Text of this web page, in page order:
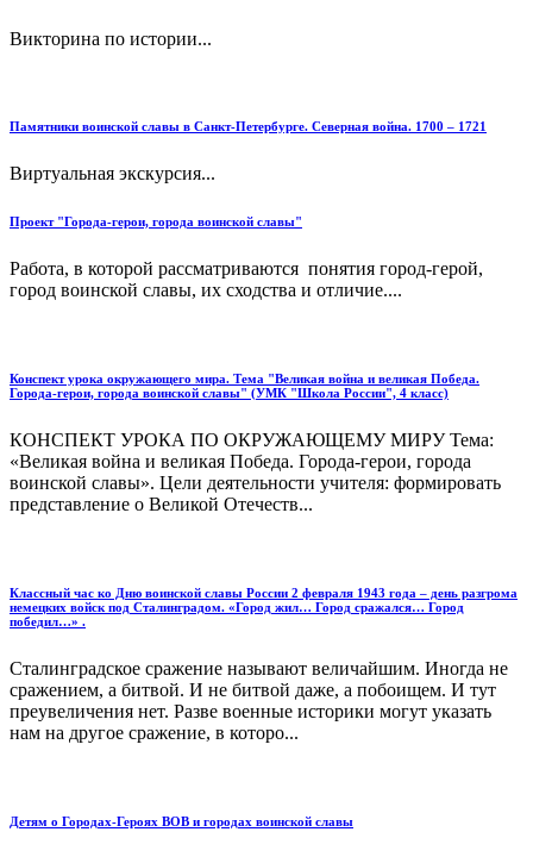
Викторина по истории...
Памятники воинской славы в Санкт-Петербурге. Северная война. 1700 – 1721
Виртуальная экскурсия...
Проект "Города-герои, города воинской славы"
Работа, в которой рассматриваются понятия город-герой,
город воинской славы, их сходства и отличие....
Конспект урока окружающего мира. Тема "Великая война и великая Победа.
Города-герои, города воинской славы" (УМК "Школа России", 4 класс)
КОНСПЕКТ УРОКА ПО ОКРУЖАЮЩЕМУ МИРУ Тема:
«Великая война и великая Победа. Города-герои, города
воинской славы». Цели деятельности учителя: формировать
представление о Великой Отечеств...
Классный час ко Дню воинской славы России 2 февраля 1943 года – день разгрома
немецких войск под Сталинградом. «Город жил… Город сражался… Город
победил…» .
Сталинградское сражение называют величайшим. Иногда не
сражением, а битвой. И не битвой даже, а побоищем. И тут
преувеличения нет. Разве военные историки могут указать
нам на другое сражение, в которо...
Детям о Городах-Героях ВОВ и городах воинской славы